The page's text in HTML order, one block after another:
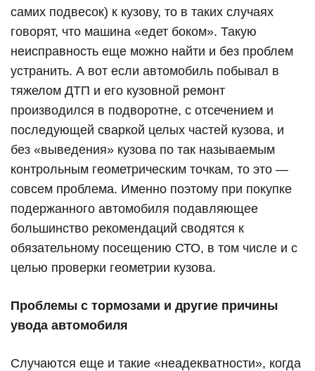
самих подвесок) к кузову, то в таких случаях
говорят, что машина «едет боком». Такую
неисправность еще можно найти и без проблем
устранить. А вот если автомобиль побывал в
тяжелом ДТП и его кузовной ремонт
производился в подворотне, с отсечением и
последующей сваркой целых частей кузова, и
без «выведения» кузова по так называемым
контрольным геометрическим точкам, то это —
совсем проблема. Именно поэтому при покупке
подержанного автомобиля подавляющее
большинство рекомендаций сводятся к
обязательному посещению СТО, в том числе и с
целью проверки геометрии кузова.
Проблемы с тормозами и другие причины
увода автомобиля
Случаются еще и такие «неадекватности», когда